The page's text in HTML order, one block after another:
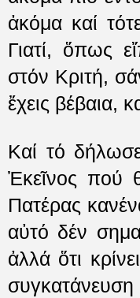
ἀκόμα καί
Γιατί, ὅπως
στόν Κριτή,
ἔχεις βέβαια,
Καί τό
Ἐκεῖνος πού
Πατέρας
αὐτό δέν
ἀλλά ὅτι